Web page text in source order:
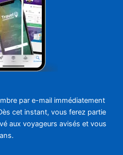
par e-mail immédiatement
cet instant, vous ferez partie
aux voyageurs avisés et vous